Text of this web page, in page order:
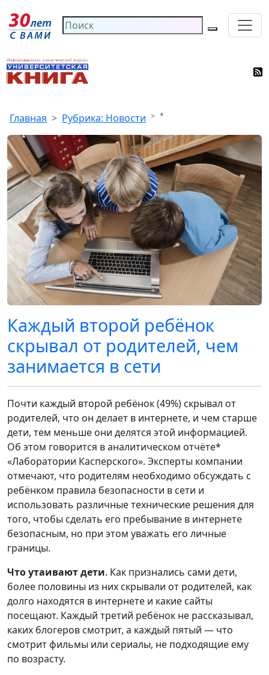
Главная Рубрика: Новости *
Каждый второй ребёнок
скрывал от родителей, чем
занимается в сети
Почти каждый второй ребёнок (49%) скрывал от
родителей, что он делает в интернете, и чем старше
дети, тем меньше они делятся этой информацией.
Об этом говорится в аналитическом отчёте*
«Лаборатории Касперского». Эксперты компании
отмечают, что родителям необходимо обсуждать с
ребёнком правила безопасности в сети и
использовать различные технические решения для
того, чтобы сделать его пребывание в интернете
безопасным, но при этом уважать его личные
границы.
Что утаивают дети. Как признались сами дети,
более половины из них скрывали от родителей, как
долго находятся в интернете и какие сайты
посещают. Каждый третий ребёнок не рассказывал,
каких блогеров смотрит, а каждый пятый — что
смотрит фильмы или сериалы, не подходящие ему
по возрасту.